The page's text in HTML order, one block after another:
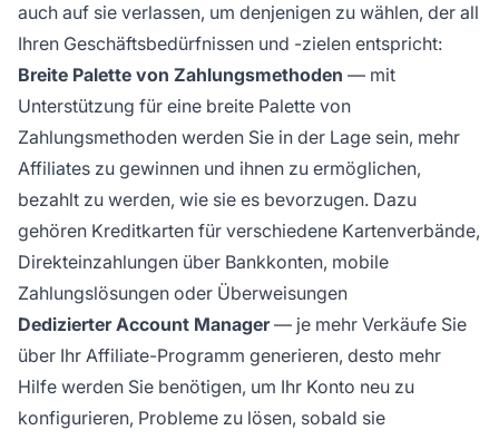
auch auf sie verlassen, um denjenigen zu wählen, der all
Ihren Geschäftsbedürfnissen und -zielen entspricht:
Breite Palette von Zahlungsmethoden — mit
Unterstützung für eine breite Palette von
Zahlungsmethoden werden Sie in der Lage sein, mehr
Affiliates zu gewinnen und ihnen zu ermöglichen,
bezahlt zu werden, wie sie es bevorzugen. Dazu
gehören Kreditkarten für verschiedene Kartenverbände,
Direkteinzahlungen über Bankkonten, mobile
Zahlungslösungen oder Überweisungen
Dedizierter Account Manager— je mehr Verkäufe Sie
über Ihr Affiliate-Programm generieren, desto mehr
Hilfe werden Sie benötigen, um Ihr Konto neu zu
konfigurieren, Probleme zu lösen, sobald sie